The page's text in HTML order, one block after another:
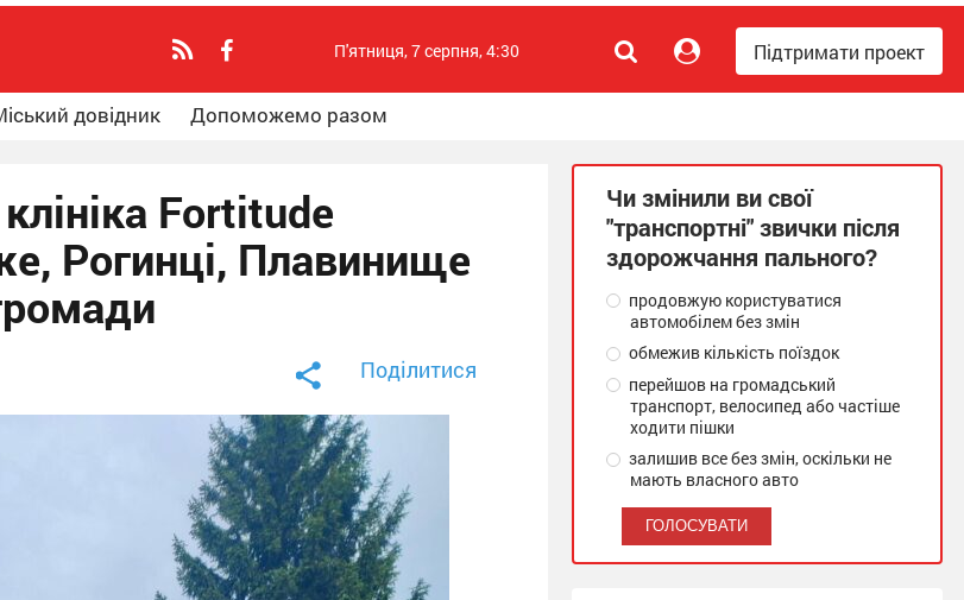
Підтримати проект
П'ятниця, 7 серпня, 4:30
довідник Допоможемо разом
Fortitude
Рогинці, Плавинище
Поділитися
Чи змінили ви свої
"транспортні" звички після
здорожчання пального?
продовжую користуватися
автомобілем без змін
обмежив кількість поїздок
перейшов на громадський
транспорт, велосипед або частіше
ходити пішки
залишив все без змін, оскільки не
мають власного авто